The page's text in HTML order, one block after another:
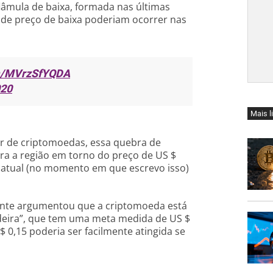
de baixa, formada nas últimas
preço de baixa poderiam ocorrer nas
de criptomoedas, essa quebra de
a região em torno do preço de US $
(no momento em que escrevo isso)
argumentou que a criptomoeda está
que tem uma meta medida de US $
0,15 poderia ser facilmente atingida se
Mais